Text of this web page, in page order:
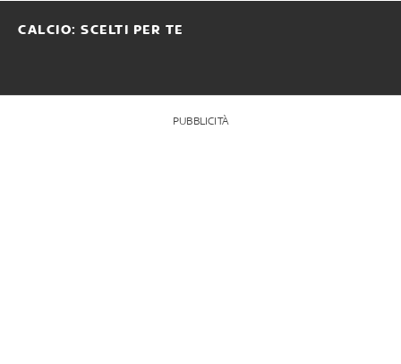
CALCIO: SCELTI PER TE
PUBBLICITÀ